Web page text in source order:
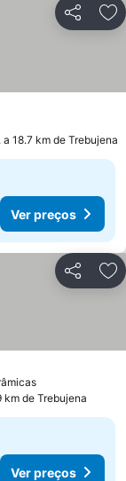
Partilhar
18.7 km de Trebujena
Ver preços
Partilhar
km de Trebujena
Ver preços